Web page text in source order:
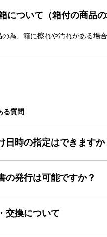
について（箱付の商品の
の為、箱に擦れや汚れがある場
る質問
日時の指定はできますか
の発行は可能ですか？
交換について